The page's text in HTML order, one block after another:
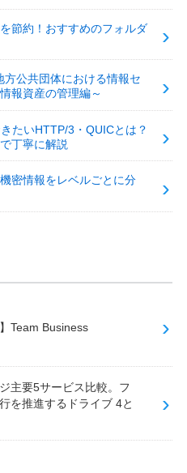
節約！おすすめのフォルダ
方公共団体における情報セ
報資産の管理編～
たいHTTP/3・QUICとは？
丁寧に解説
密情報をレベルごとに分
Team Business
主要5サービス比較。フ
を推進するドライブ 4と